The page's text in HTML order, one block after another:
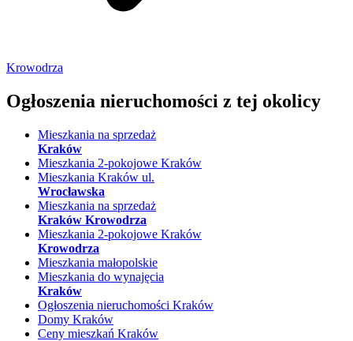
Krowodrza
Ogłoszenia nieruchomości z tej okolicy
Mieszkania na sprzedaż
Kraków
Mieszkania 2-pokojowe Kraków
Mieszkania Kraków ul.
Wrocławska
Mieszkania na sprzedaż
Kraków Krowodrza
Mieszkania 2-pokojowe Kraków
Krowodrza
Mieszkania małopolskie
Mieszkania do wynajęcia
Kraków
Ogłoszenia nieruchomości Kraków
Domy Kraków
Ceny mieszkań Kraków